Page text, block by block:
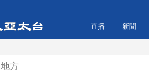
直播 新聞
地方